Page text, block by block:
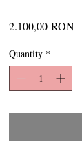
2.100,00 RON
Quantity *